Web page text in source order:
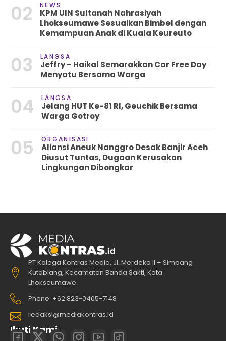
02 NEWS
KPM UIN Sultanah Nahrasiyah
Lhokseumawe Sesuaikan Bimbel dengan
Kemampuan Anak di Kuala Keureuto
03 LANGSA
Jeffry – Haikal Semarakkan Car Free Day
Menyatu Bersama Warga
04 LANGSA
Jelang HUT Ke-81 RI, Geuchik Bersama
Warga Gotroy
05 ORGANISASI
Aliansi Aneuk Nanggro Desak Banjir Aceh
Diusut Tuntas, Dugaan Kerusakan
Lingkungan Dibongkar
PT Kolega Kontras Media, Jl. Merdeka II – Simpang
Kutablang, Kecamatan Banda Sakti, Kota
Lhokseumawe.
Phone: +62 823-0405-7148
redaksi@mediakontras.id
Ikuti Kami